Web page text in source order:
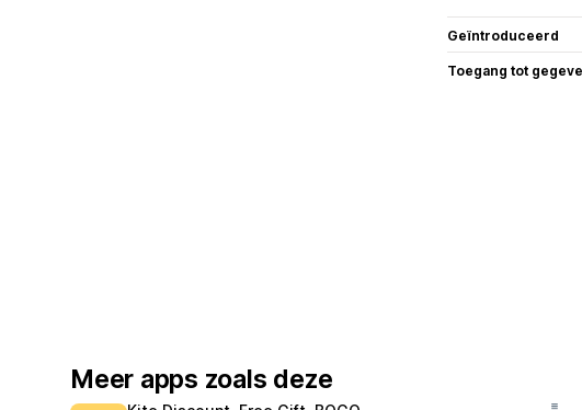
Geïntroduceerd
Toegang tot
Meer apps zoals deze